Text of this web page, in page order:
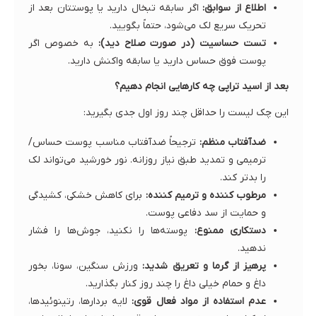
اطلاع از سوابق:اگر سابقه تبخال دارید یا پوستتان بعد از
تحریک سریع لک می‌شود، حتماً بگویید.
تست حساسیت (در صورت صلاح دید): به خصوص اگر
پوست فوق حساس دارید یا سابقه واکنش دارید.
بعد از اسید تراپی چه کارهایی انجام دهیم؟
این چک لیست را حداقل چند روز اول جدی بگیرید:
ضدآفتاب منظم: ترجیحاً ضدآفتاب مناسب پوست حساس/
ترمیمی و تمدید طبق نیاز روزانه. نور خورشید می‌تواند لک
را بدتر کند.
مرطوب کننده و ترمیم کننده: برای کاهش خشکی، کشیدگی
و حمایت از سد دفاعی پوست.
دستکاری ممنوع: پوسته‌ها را نکنید، جوش‌ها را فشار
ندهید.
پرهیز از گرما و تعریق شدید:ورزش سنگین، سونا، بخور
داغ و حمام خیلی داغ را چند روز کنار بگذارید.
عدم استفاده از مواد فعال قوی:لایه بردارها، رتینوئیدها،